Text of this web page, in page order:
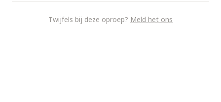
Twijfels bij deze oproep? Meld het ons